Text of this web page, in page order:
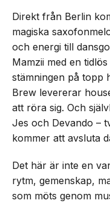
Direkt från Berlin
magiska
och energi till
Mamzii med en
stämningen på topp
Brew levererar
att röra sig. Och
Jes och Devando –
kommer att avsluta
Det här är inte en
rytm, gemenskap,
som möts genom